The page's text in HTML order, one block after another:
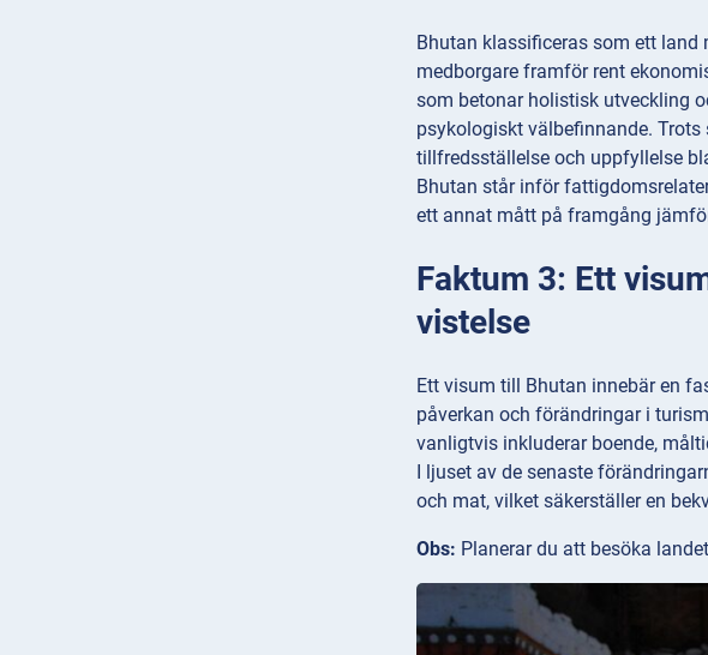
Bhutan klassificeras som ett land
medborgare framför rent
som betonar holistisk utveckling
psykologiskt välbefinnande.
tillfredsställelse och uppfyllelse
Bhutan står inför
ett annat mått på framgång
Faktum 3: Ett
vistelse
Ett visum till Bhutan innebär en
påverkan och förändringar i
vanligtvis inkluderar boende,
I ljuset av de senaste
och mat, vilket säkerställer en
Obs: Planerar du att besöka